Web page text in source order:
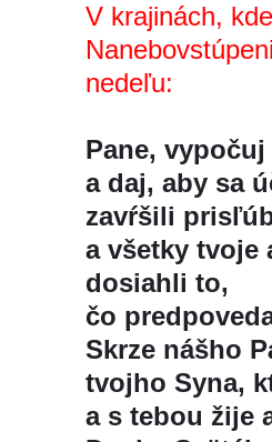
V krajinách,
nedeľu:
Pane,
a daj, aby sa
zavŕšili
a všetky tvoje
dosiahli to,
čo
Skrze nášho
tvojho Syna,
a s tebou žije